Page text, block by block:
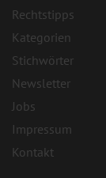
Rechtstipps
Kategorien
Stichwörter
Newsletter
Jobs
Impressum
Kontakt